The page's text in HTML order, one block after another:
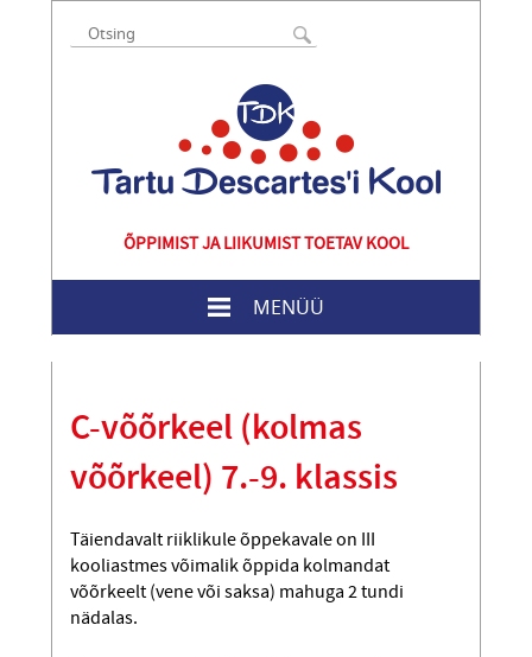
ÕPPIMIST JA LIIKUMIST TOETAV KOOL
MENÜÜ
C-võõrkeel (kolmas
võõrkeel) 7.-9. klassis
Täiendavalt riiklikule õppekavale on III
kooliastmes võimalik õppida kolmandat
võõrkeelt (vene või saksa) mahuga 2 tundi
nädalas.